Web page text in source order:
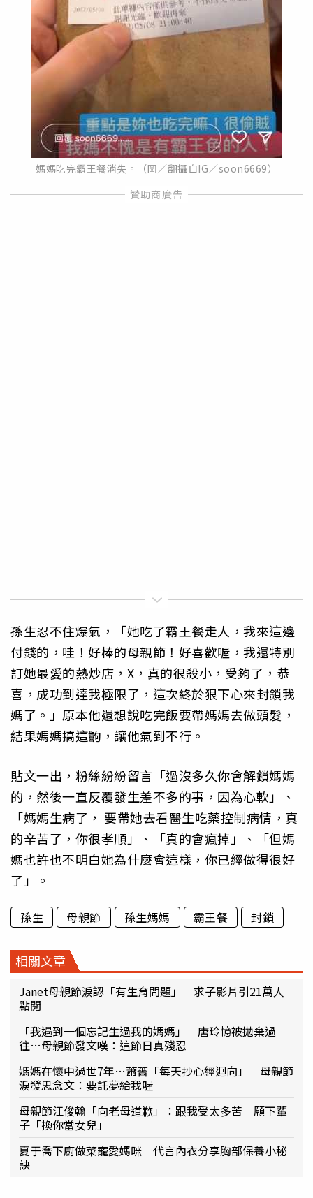
媽媽吃完霸王餐消失。（圖／翻攝自IG／soon6669）
孫生忍不住爆氣，「她吃了霸王餐走人，我來這邊
付錢的，哇！好棒的母親節！好喜歡喔，我還特別
訂她最愛的熱炒店，X，真的很殺小，受夠了，恭
喜，成功到達我極限了，這次終於狠下心來封鎖我
媽了。」原本他還想說吃完飯要帶媽媽去做頭髮，
結果媽媽搞這齣，讓他氣到不行。
貼文一出，粉絲紛紛留言「過沒多久你會解鎖媽媽
的，然後一直反覆發生差不多的事，因為心軟」、
「媽媽生病了， 要帶她去看醫生吃藥控制病情，真
的辛苦了，你很孝順」、「真的會瘋掉」、「但媽
媽也許也不明白她為什麼會這樣，你已經做得很好
了」。
孫生 母親節 孫生媽媽 霸王餐 封鎖
相關文章
Janet母親節淚認「有生育問題」 求子影片引21萬人
點閱
「我遇到一個忘記生過我的媽媽」 唐玲憶被拋棄過
往…母親節發文嘆：這節日真殘忍
媽媽在懷中過世7年…蕭薔「每天抄心經迴向」 母親節
淚發思念文：要託夢給我喔
母親節江俊翰「向老母道歉」：跟我受太多苦 願下輩
子「換你當女兒」
夏于喬下廚做菜寵愛媽咪 代言內衣分享胸部保養小秘
訣